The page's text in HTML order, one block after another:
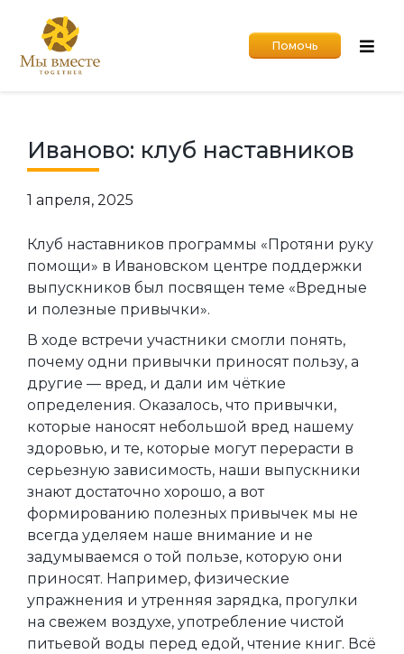
Помочь
Иваново: клуб наставников
1 апреля, 2025
Клуб наставников программы «Протяни руку
помощи» в Ивановском центре поддержки
выпускников был посвящен теме «Вредные
и полезные привычки».
В ходе встречи участники смогли понять,
почему одни привычки приносят пользу, а
другие — вред, и дали им чёткие
определения. Оказалось, что привычки,
которые наносят небольшой вред нашему
здоровью, и те, которые могут перерасти в
серьезную зависимость, наши выпускники
знают достаточно хорошо, а вот
формированию полезных привычек мы не
всегда уделяем наше внимание и не
задумываемся о той пользе, которую они
приносят. Например, физические
упражнения и утренняя зарядка, прогулки
на свежем воздухе, употребление чистой
питьевой воды перед едой, чтение книг. Всё